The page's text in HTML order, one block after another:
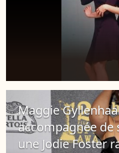
Maggie
accompagnée
une Jodie Foster